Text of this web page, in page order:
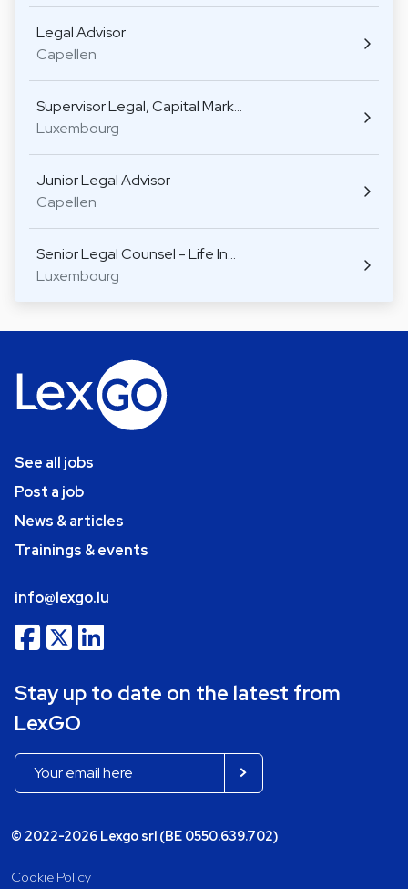
Legal Advisor
Capellen
Supervisor Legal, Capital Mark…
Luxembourg
Junior Legal Advisor
Capellen
Senior Legal Counsel - Life In…
Luxembourg
See all jobs
Post a job
News & articles
Trainings & events
info@lexgo.lu
Stay up to date on the latest from
LexGO
© 2022-2026 Lexgo srl (BE 0550.639.702)
Cookie Policy